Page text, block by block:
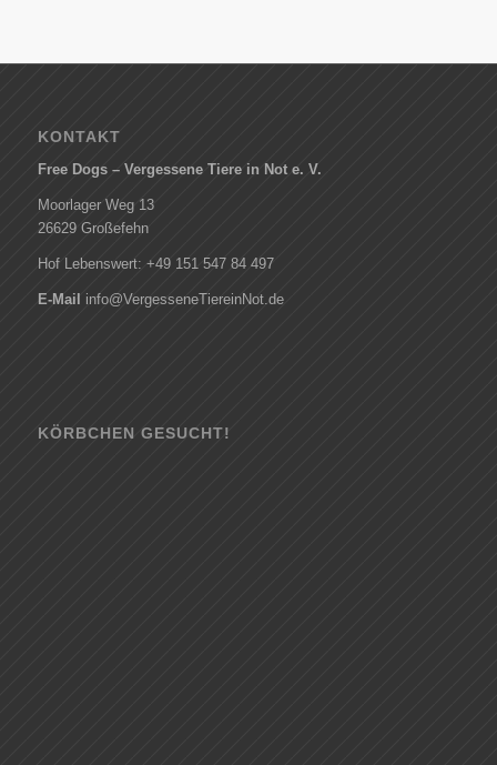
KONTAKT
Free Dogs – Vergessene Tiere in Not e. V.
Moorlager Weg 13
26629 Großefehn
Hof Lebenswert: +49 151 547 84 497
E-Mail info@VergesseneTiereinNot.de
KÖRBCHEN GESUCHT!